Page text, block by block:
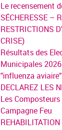
Le recensement
SÉCHERESSE –
RESTRICTIONS
CRISE)
Résultats des
Municipales 2026
"influenza
DECLAREZ LES
Les
Campagne Feu